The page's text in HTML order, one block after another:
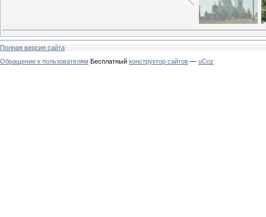
Полная версия сайта
Обращение к пользователям Бесплатный конструктор сайтов — uCoz